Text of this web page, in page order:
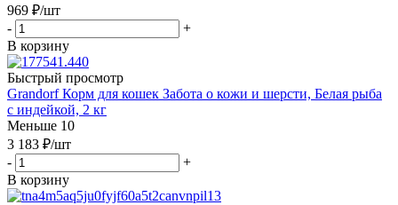
969 ₽/шт
-
+
В корзину
Быстрый просмотр
Grandorf Корм для кошек Забота о кожи и шерсти, Белая рыба
с индейкой, 2 кг
Меньше 10
3 183 ₽/шт
-
+
В корзину